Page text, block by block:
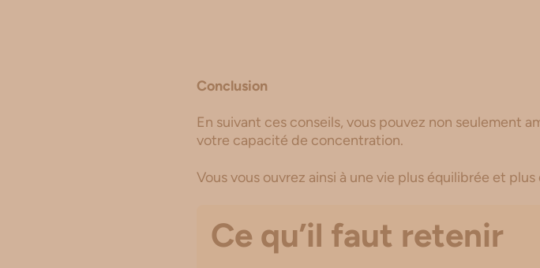
Conclusion
En suivant ces conseils, vous pouvez non seulement
votre capacité de concentration.
Vous vous ouvrez ainsi à une vie plus équilibrée et
Ce qu’il faut retenir